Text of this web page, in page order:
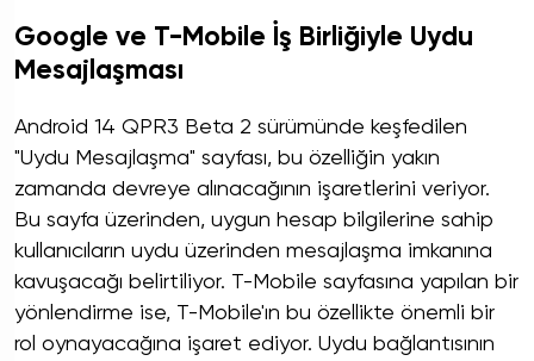
Google ve T-Mobile İş Birliğiyle Uydu
Mesajlaşması
Android 14 QPR3 Beta 2 sürümünde keşfedilen
"Uydu Mesajlaşma" sayfası, bu özelliğin yakın
zamanda devreye alınacağının işaretlerini veriyor.
Bu sayfa üzerinden, uygun hesap bilgilerine sahip
kullanıcıların uydu üzerinden mesajlaşma imkanına
kavuşacağı belirtiliyor. T-Mobile sayfasına yapılan bir
yönlendirme ise, T-Mobile'ın bu özellikte önemli bir
rol oynayacağına işaret ediyor. Uydu bağlantısının